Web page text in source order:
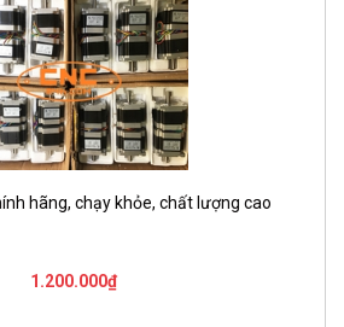
hãng, chạy khỏe, chất lượng cao
1.200.000₫